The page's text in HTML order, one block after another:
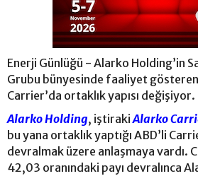
Enerji Günlüğü - Alarko Holding’in
Grubu bünyesinde faaliyet
Carrier’da ortaklık yapısı değişiyor.
Alarko Holding, iştirakiAlarko
bu yana ortaklık yaptığı ABD’li
devralmak üzere anlaşmaya vardı.
42,03 oranındaki payı devralınca